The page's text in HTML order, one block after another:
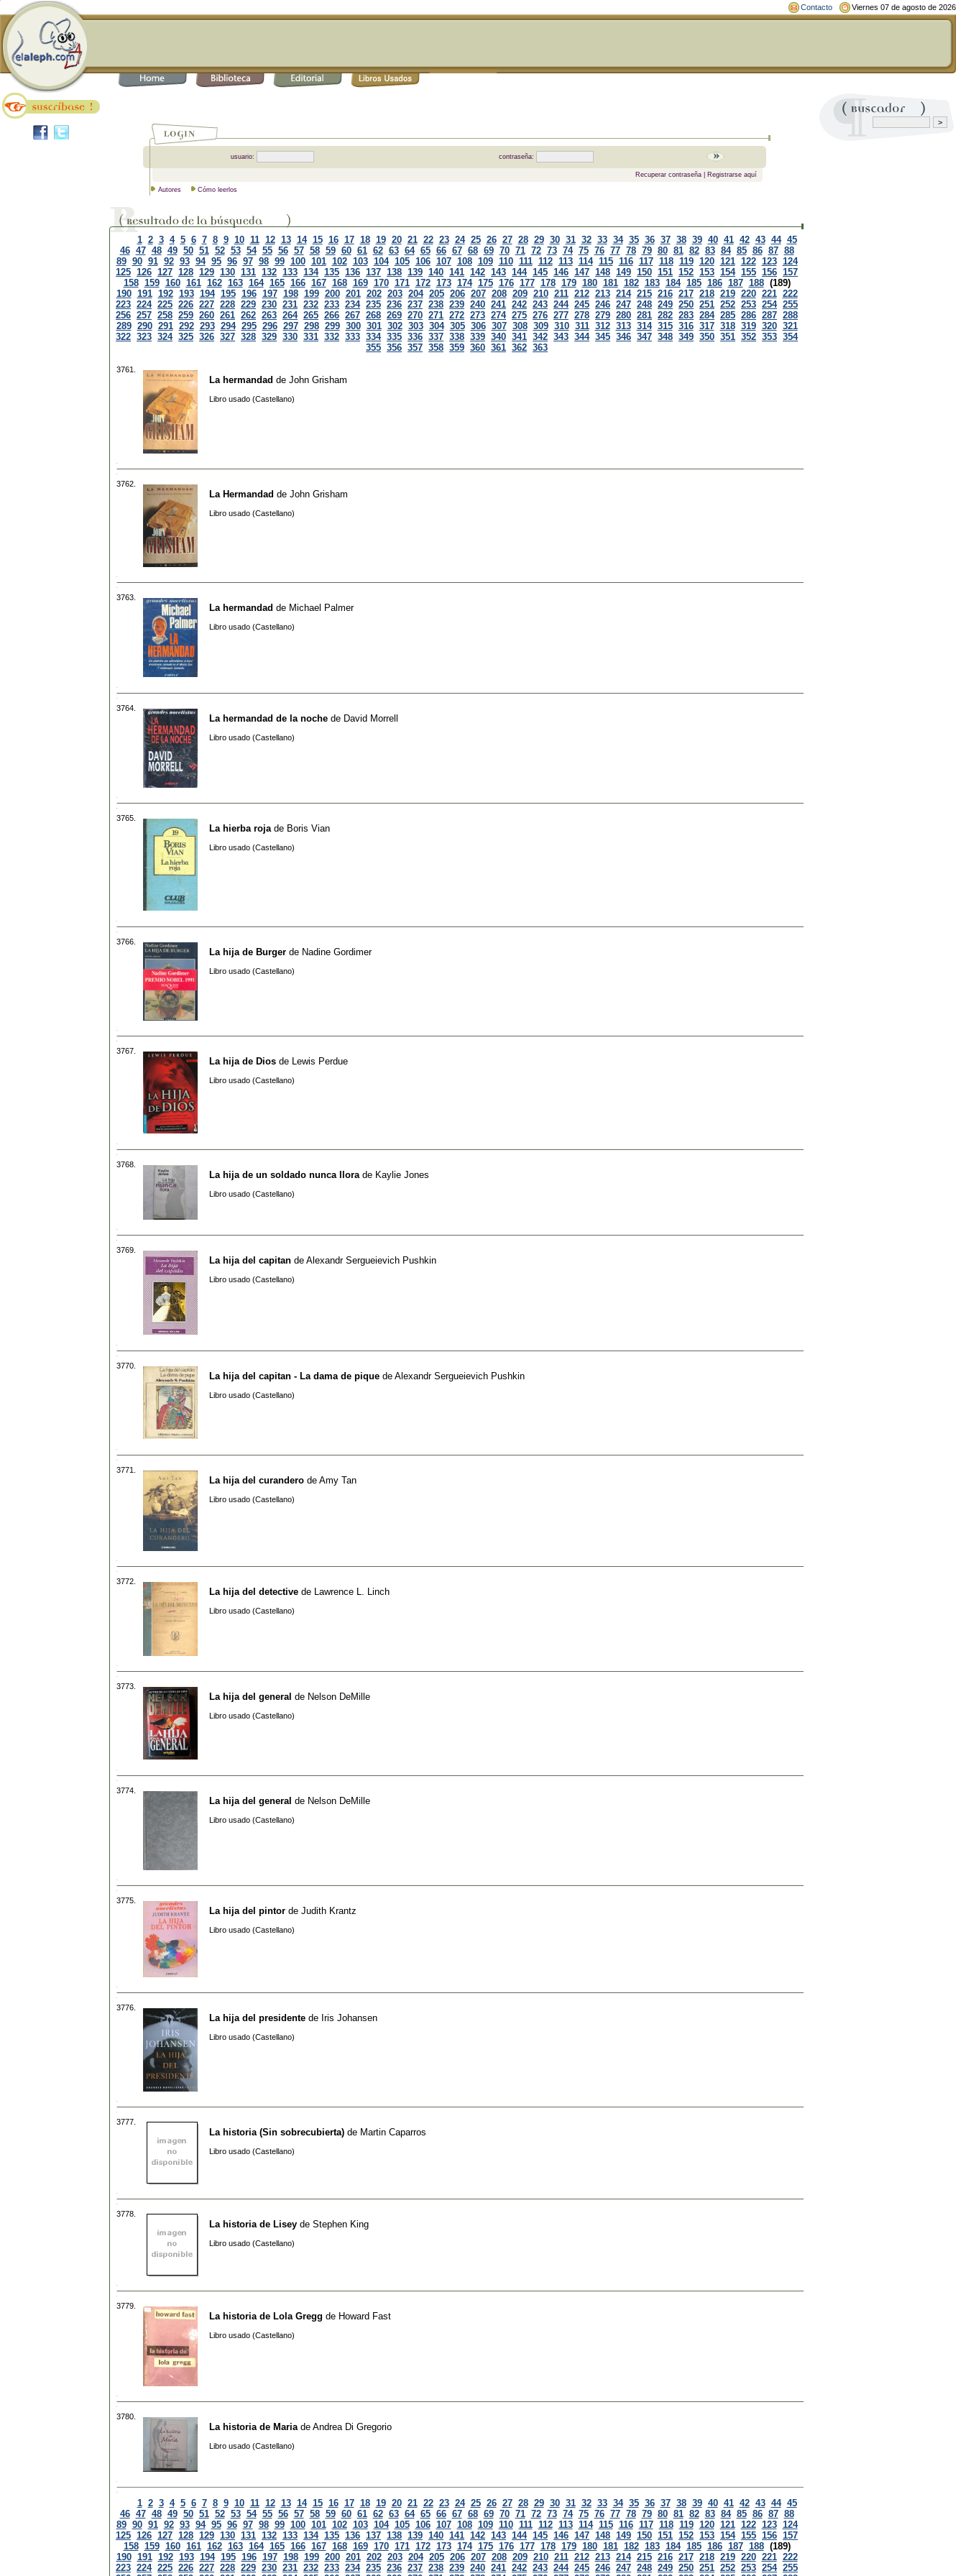
Contacto Viernes 07 de agosto de 2026
usuario: contraseña:
Recuperar contraseña| Registrarse aquí
Autores Cómo leerlos
1 2 3 4 5 6 7 8 9 10 11 12 13 14 15 16 17 18 19 20 21 22 23 24 25 26 27 28 29 30 31 32 33 34 35 36 37 38 39 40 41 42 43 44 45
46 47 48 49 50 51 52 53 54 55 56 57 58 59 60 61 62 63 64 65 66 67 68 69 70 71 72 73 74 75 76 77 78 79 80 81 82 83 84 85 86 87 88
89 90 91 92 93 94 95 96 97 98 99 100 101 102 103 104 105 106 107 108 109 110 111 112 113 114 115 116 117 118 119 120 121 122 123 124
125 126 127 128 129 130 131 132 133 134 135 136 137 138 139 140 141 142 143 144 145 146 147 148 149 150 151 152 153 154 155 156 157
158 159 160 161 162 163 164 165 166 167 168 169 170 171 172 173 174 175 176 177 178 179 180 181 182 183 184 185 186 187 188 (189)
190 191 192 193 194 195 196 197 198 199 200 201 202 203 204 205 206 207 208 209 210 211 212 213 214 215 216 217 218 219 220 221 222
223 224 225 226 227 228 229 230 231 232 233 234 235 236 237 238 239 240 241 242 243 244 245 246 247 248 249 250 251 252 253 254 255
256 257 258 259 260 261 262 263 264 265 266 267 268 269 270 271 272 273 274 275 276 277 278 279 280 281 282 283 284 285 286 287 288
289 290 291 292 293 294 295 296 297 298 299 300 301 302 303 304 305 306 307 308 309 310 311 312 313 314 315 316 317 318 319 320 321
322 323 324 325 326 327 328 329 330 331 332 333 334 335 336 337 338 339 340 341 342 343 344 345 346 347 348 349 350 351 352 353 354
355 356 357 358 359 360 361 362 363
3761.
La hermandad de John Grisham
Libro usado (Castellano)
3762.
La Hermandad de John Grisham
Libro usado (Castellano)
3763.
La hermandad de Michael Palmer
Libro usado (Castellano)
3764.
La hermandad de la noche de David Morrell
Libro usado (Castellano)
3765.
La hierba roja de Boris Vian
Libro usado (Castellano)
3766.
La hija de Burger de Nadine Gordimer
Libro usado (Castellano)
3767.
La hija de Dios de Lewis Perdue
Libro usado (Castellano)
3768.
La hija de un soldado nunca llora de Kaylie Jones
Libro usado (Castellano)
3769.
La hija del capitan de Alexandr Sergueievich Pushkin
Libro usado (Castellano)
3770.
La hija del capitan - La dama de pique de Alexandr Sergueievich Pushkin
Libro usado (Castellano)
3771.
La hija del curandero de Amy Tan
Libro usado (Castellano)
3772.
La hija del detective de Lawrence L. Linch
Libro usado (Castellano)
3773.
La hija del general de Nelson DeMille
Libro usado (Castellano)
3774.
La hija del general de Nelson DeMille
Libro usado (Castellano)
3775.
La hija del pintor de Judith Krantz
Libro usado (Castellano)
3776.
La hija del presidente de Iris Johansen
Libro usado (Castellano)
3777.
La historia (Sin sobrecubierta) de Martin Caparros
Libro usado (Castellano)
3778.
La historia de Lisey de Stephen King
Libro usado (Castellano)
3779.
La historia de Lola Gregg de Howard Fast
Libro usado (Castellano)
3780.
La historia de Maria de Andrea Di Gregorio
Libro usado (Castellano)
1 2 3 4 5 6 7 8 9 10 11 12 13 14 15 16 17 18 19 20 21 22 23 24 25 26 27 28 29 30 31 32 33 34 35 36 37 38 39 40 41 42 43 44 45
46 47 48 49 50 51 52 53 54 55 56 57 58 59 60 61 62 63 64 65 66 67 68 69 70 71 72 73 74 75 76 77 78 79 80 81 82 83 84 85 86 87 88
89 90 91 92 93 94 95 96 97 98 99 100 101 102 103 104 105 106 107 108 109 110 111 112 113 114 115 116 117 118 119 120 121 122 123 124
125 126 127 128 129 130 131 132 133 134 135 136 137 138 139 140 141 142 143 144 145 146 147 148 149 150 151 152 153 154 155 156 157
158 159 160 161 162 163 164 165 166 167 168 169 170 171 172 173 174 175 176 177 178 179 180 181 182 183 184 185 186 187 188 (189)
190 191 192 193 194 195 196 197 198 199 200 201 202 203 204 205 206 207 208 209 210 211 212 213 214 215 216 217 218 219 220 221 222
223 224 225 226 227 228 229 230 231 232 233 234 235 236 237 238 239 240 241 242 243 244 245 246 247 248 249 250 251 252 253 254 255